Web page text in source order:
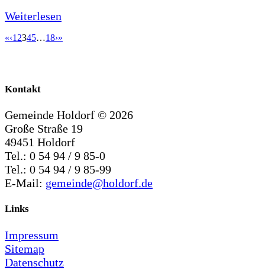
Weiterlesen
«‹1 2345…18›»
Kontakt
Gemeinde Holdorf © 2026
Große Straße 19
49451 Holdorf
Tel.: 0 54 94 / 9 85-0
Tel.: 0 54 94 / 9 85-99
E-Mail: gemeinde@holdorf.de
Links
Impressum
Sitemap
Datenschutz